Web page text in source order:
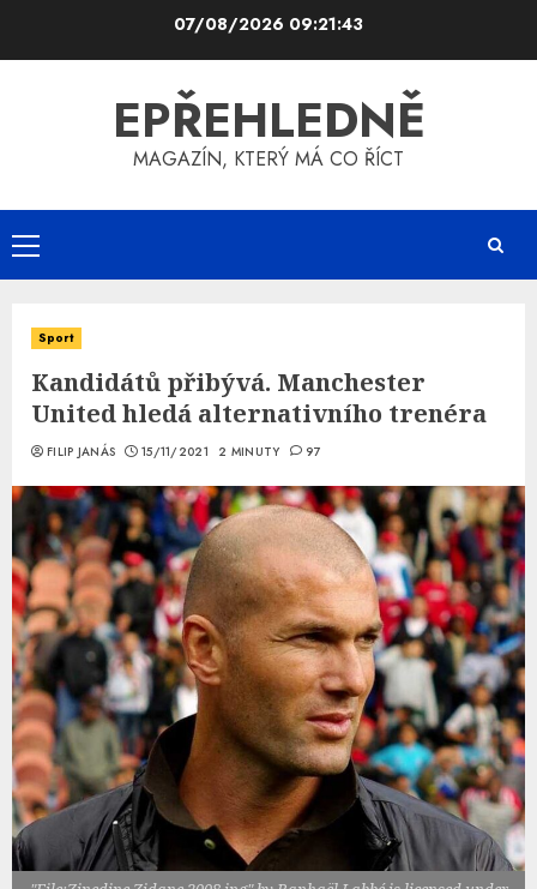
07/08/2026 09:21:44
EPŘEHLEDNĚ
MAGAZÍN, KTERÝ MÁ CO ŘÍCT
Primary
Menu
Sport
Kandidátů přibývá. Manchester
United hledá alternativního trenéra
FILIP JANÁS 15/11/2021 2 MINUTY 97